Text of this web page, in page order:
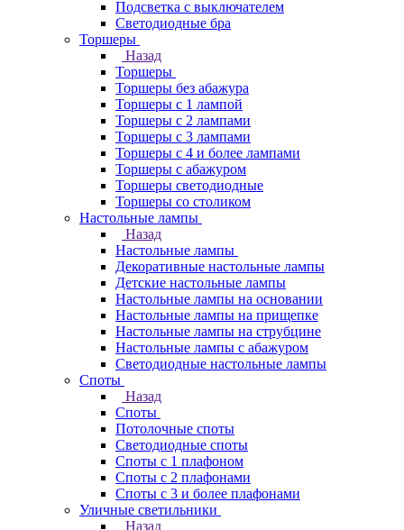
Подсветка с выключателем
Светодиодные бра
Торшеры
Назад
Торшеры
Торшеры без абажура
Торшеры с 1 лампой
Торшеры с 2 лампами
Торшеры с 3 лампами
Торшеры с 4 и более лампами
Торшеры с абажуром
Торшеры светодиодные
Торшеры со столиком
Настольные лампы
Назад
Настольные лампы
Декоративные настольные лампы
Детские настольные лампы
Настольные лампы на основании
Настольные лампы на прищепке
Настольные лампы на струбцине
Настольные лампы с абажуром
Светодиодные настольные лампы
Споты
Назад
Споты
Потолочные споты
Светодиодные споты
Споты с 1 плафоном
Споты с 2 плафонами
Споты с 3 и более плафонами
Уличные светильники
Назад